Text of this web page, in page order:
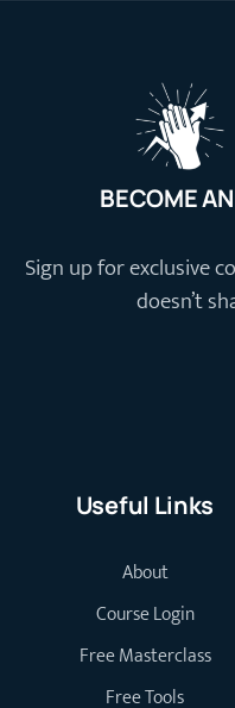
BECOME
Sign up for exclusive
doesn’t
Useful Links
About
Course Login
Free Masterclass
Free Tools